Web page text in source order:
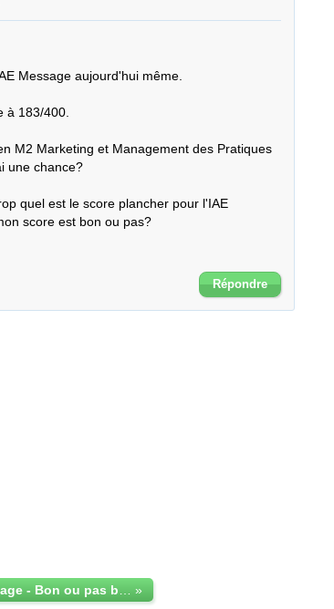
Message aujourd'hui même.
à 183/400.
M2 Marketing et Management des Pratiques
une chance?
quel est le score plancher pour l'IAE
score est bon ou pas?
Répondre
»